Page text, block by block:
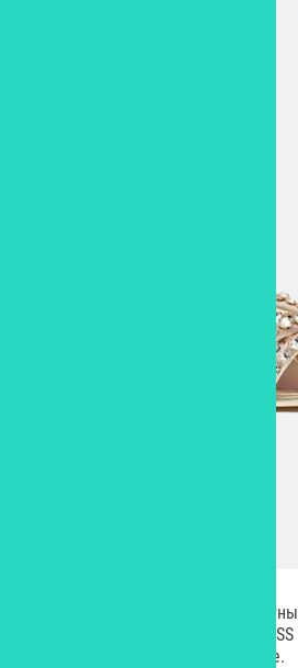
Дополнить наряд можно
каблуке. Модель Charmin от
«вторым пилотом» в этом образе.